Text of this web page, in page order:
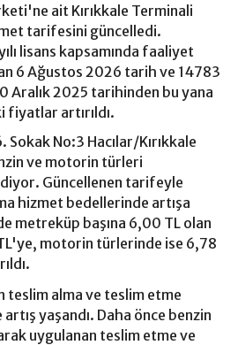
ait Kırıkkale Terminali
tarifesini güncelledi.
lisans kapsamında faaliyet
6 Ağustos 2026 tarih ve 14783
Aralık 2025 tarihinden bu yana
fiyatlar artırıldı.
No:3 Hacılar/Kırıkkale
ve motorin türleri
Güncellenen tarifeyle
hizmet bedellerinde artışa
metreküp başına 6,00 TL olan
motorin türlerinde ise 6,78
teslim alma ve teslim etme
yaşandı. Daha önce benzin
uygulanan teslim etme ve